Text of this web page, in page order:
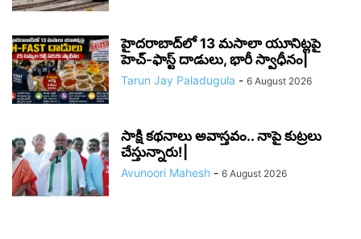
హైదరాబాద్‌లో 13 మసాలా యూనిట్లపై
హెచ్-ఫాస్ట్ దాడులు, భారీ స్వాధీనం|
Tarun Jay Paladugula - 6 August 2026
సాక్షి కథనాలు అవాస్తవం.. నాపై కుట్రలు
చేస్తున్నారు!|
Avunoori Mahesh - 6 August 2026